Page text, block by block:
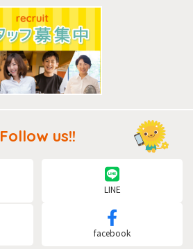
Follow us!!
LINE
facebook